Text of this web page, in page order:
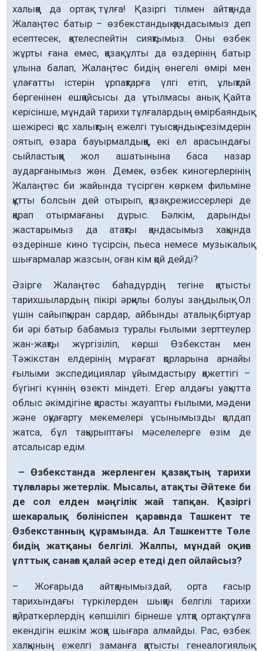
халыққа да ортақ тұлға! Қазіргі тілмен айтқанда
Жалаңтөс батыр – өзбекстандық қандасымыз деп
есептесек, қателеспейтін сияқтымыз. Оны өзбек
жұрты ғана емес, қазақ ұлты да өздерінің батыр
ұлына балап, Жалаңтөс бидің өнегелі өмірі мен
ұлағатты істерін ұрпақтарға үлгі етіп, ұлықтай
бергенінен ешқайсысы да ұтылмасы анық. Қайта
керісінше, мұндай тарихи тұлғалардың өмірбаяндық
шежіресі қос халықтың ежелгі туысқандық сезімдерін
оятып, өзара бауырмалдыққа, екі ел арасындағы
сыйластыққа жол ашатынына баса назар
аударғанымыз жөн. Демек, өзбек киногерлерінің
Жалаңтөс би жайында түсірген көркем фильміне
құтты болсын дей отырып, қазақ режиссерлері де
қарап отырмағаны дұрыс. Бәлкім, дарынды
жастарымыз да атақты қандасымыз хақында
өздерінше кино түсірсін, пьеса немесе музыкалық
шығармалар жазсын, оған кім қой дейді?
Әзірге Жалаңтөс баһадүрдің тегіне қатысты
тарихшылардың пікірі әрқилы болуы заңдылық. Ол
үшін сайыпқыран сардар, айбынды аталық, біртуар
би әрі батыр бабамыз туралы ғылыми зерттеулер
жан-жақты жүргізіліп, көрші Өзбекстан мен
Тәжікстан елдерінің мұрағат қорларына арнайы
ғылыми экспедициялар ұйымдастыру қажеттігі –
бүгінгі күннің өзекті міндеті. Егер алдағы уақытта
облыс әкімдігіне қарасты жауапты ғылыми, мәдени
және оқуағарту мекемелері ұсынымызды қолдап
жатса, бұл тақырыптағы мәселелерге өзім де
атсалысар едім.
– Өзбекстанда жерленген қазақтың тарихи
тұлғалары жетерлік. Мысалы, атақты Әйтеке би
де сол елден мәңгілік жай тапқан. Қазіргі
шекаралық бөлініспен қарағанда Ташкент те
Өзбекстанның құрамында. Ал Ташкентте Төле
бидің жатқаны белгілі. Жалпы, мұндай оқиға
ұлттық санаға қалай әсер етеді деп ойлайсыз?
– Жоғарыда айтқанымыздай, орта ғасыр
тарихындағы түркілерден шыққан белгілі тарихи
қайраткерлердің көпшілігі бірнеше ұлтқа ортақ тұлға
екендігін ешкім жоққа шығара алмайды. Рас, өзбек
халқының ежелгі заманға қатысты генеалогиялық